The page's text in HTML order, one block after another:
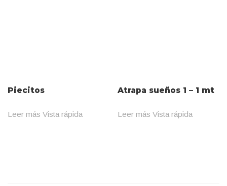
Piecitos
Leer más Vista rápida
Atrapa sueños 1 – 1 mt
Leer más Vista rápida